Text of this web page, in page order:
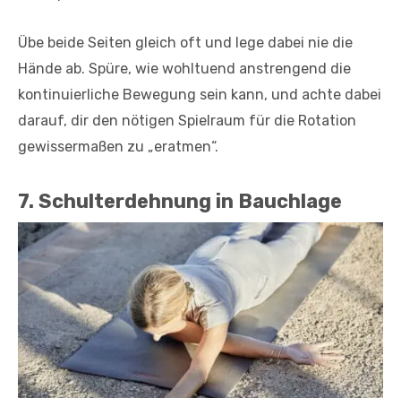
Übe beide Seiten gleich oft und lege dabei nie die
Hände ab. Spüre, wie wohltuend anstrengend die
kontinuierliche Bewegung sein kann, und achte dabei
da­rauf, dir den nötigen Spielraum für die Rotation
gewisserma­ßen zu „eratmen“.
7. Schulterdehnung in Bauchlage